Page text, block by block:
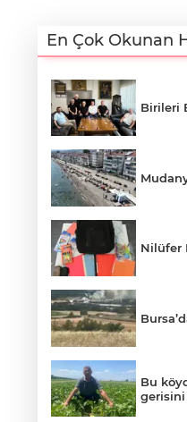
En Çok Okunan
Birileri
Nilüfer
Bu
gerisini